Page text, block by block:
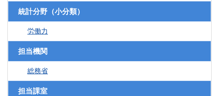
統計分野（小分類）
労働力
担当機関
総務省
担当課室